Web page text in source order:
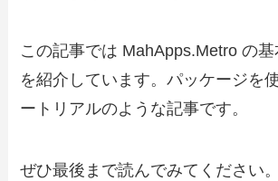
この記事では MahApps.Metro の
を紹介しています。パッケージを
ートリアルのような記事です。
ぜひ最後まで読んでみてください。